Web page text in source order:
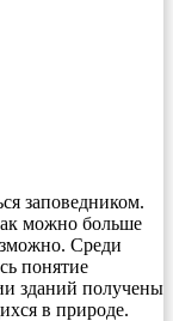
заповедником.
можно больше
Среди
понятие
зданий получены
в природе.